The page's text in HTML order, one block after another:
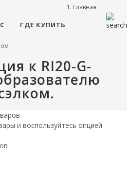
ГДЕ КУПИТЬ
Главная
к RI20-G-
и воспользуйтесь опцией